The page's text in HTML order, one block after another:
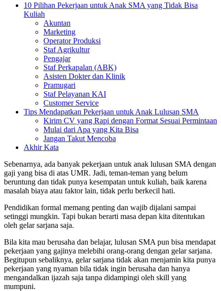
10 Pilihan Pekerjaan untuk Anak SMA yang Tidak Bisa
Kuliah
Akuntan
Marketing
Operator Produksi
Staf Agrikultur
Pengajar
Staf Perkapalan (ABK)
Asisten Dokter dan Klinik
Pramugari
Staf Pelayanan KAI
Customer Service
Tips Mendapatkan Pekerjaan untuk Anak Lulusan SMA
Kirim CV yang Rapi dengan Format Sesuai Permintaan
Mulai dari Apa yang Kita Bisa
Jangan Takut Mencoba
Akhir Kata
Sebenarnya, ada banyak pekerjaan untuk anak lulusan SMA dengan
gaji yang bisa di atas UMR. Jadi, teman-teman yang belum
beruntung dan tidak punya kesempatan untuk kuliah, baik karena
masalah biaya atau faktor lain, tidak perlu berkecil hati.
Pendidikan formal memang penting dan wajib dijalani sampai
setinggi mungkin. Tapi bukan berarti masa depan kita ditentukan
oleh gelar sarjana saja.
Bila kita mau berusaha dan belajar, lulusan SMA pun bisa mendapat
pekerjaan yang gajinya melebihi orang-orang dengan gelar sarjana.
Begitupun sebaliknya, gelar sarjana tidak akan menjamin kita punya
pekerjaan yang nyaman bila tidak ingin berusaha dan hanya
mengandalkan ijazah saja tanpa didampingi oleh skill yang
mumpuni.